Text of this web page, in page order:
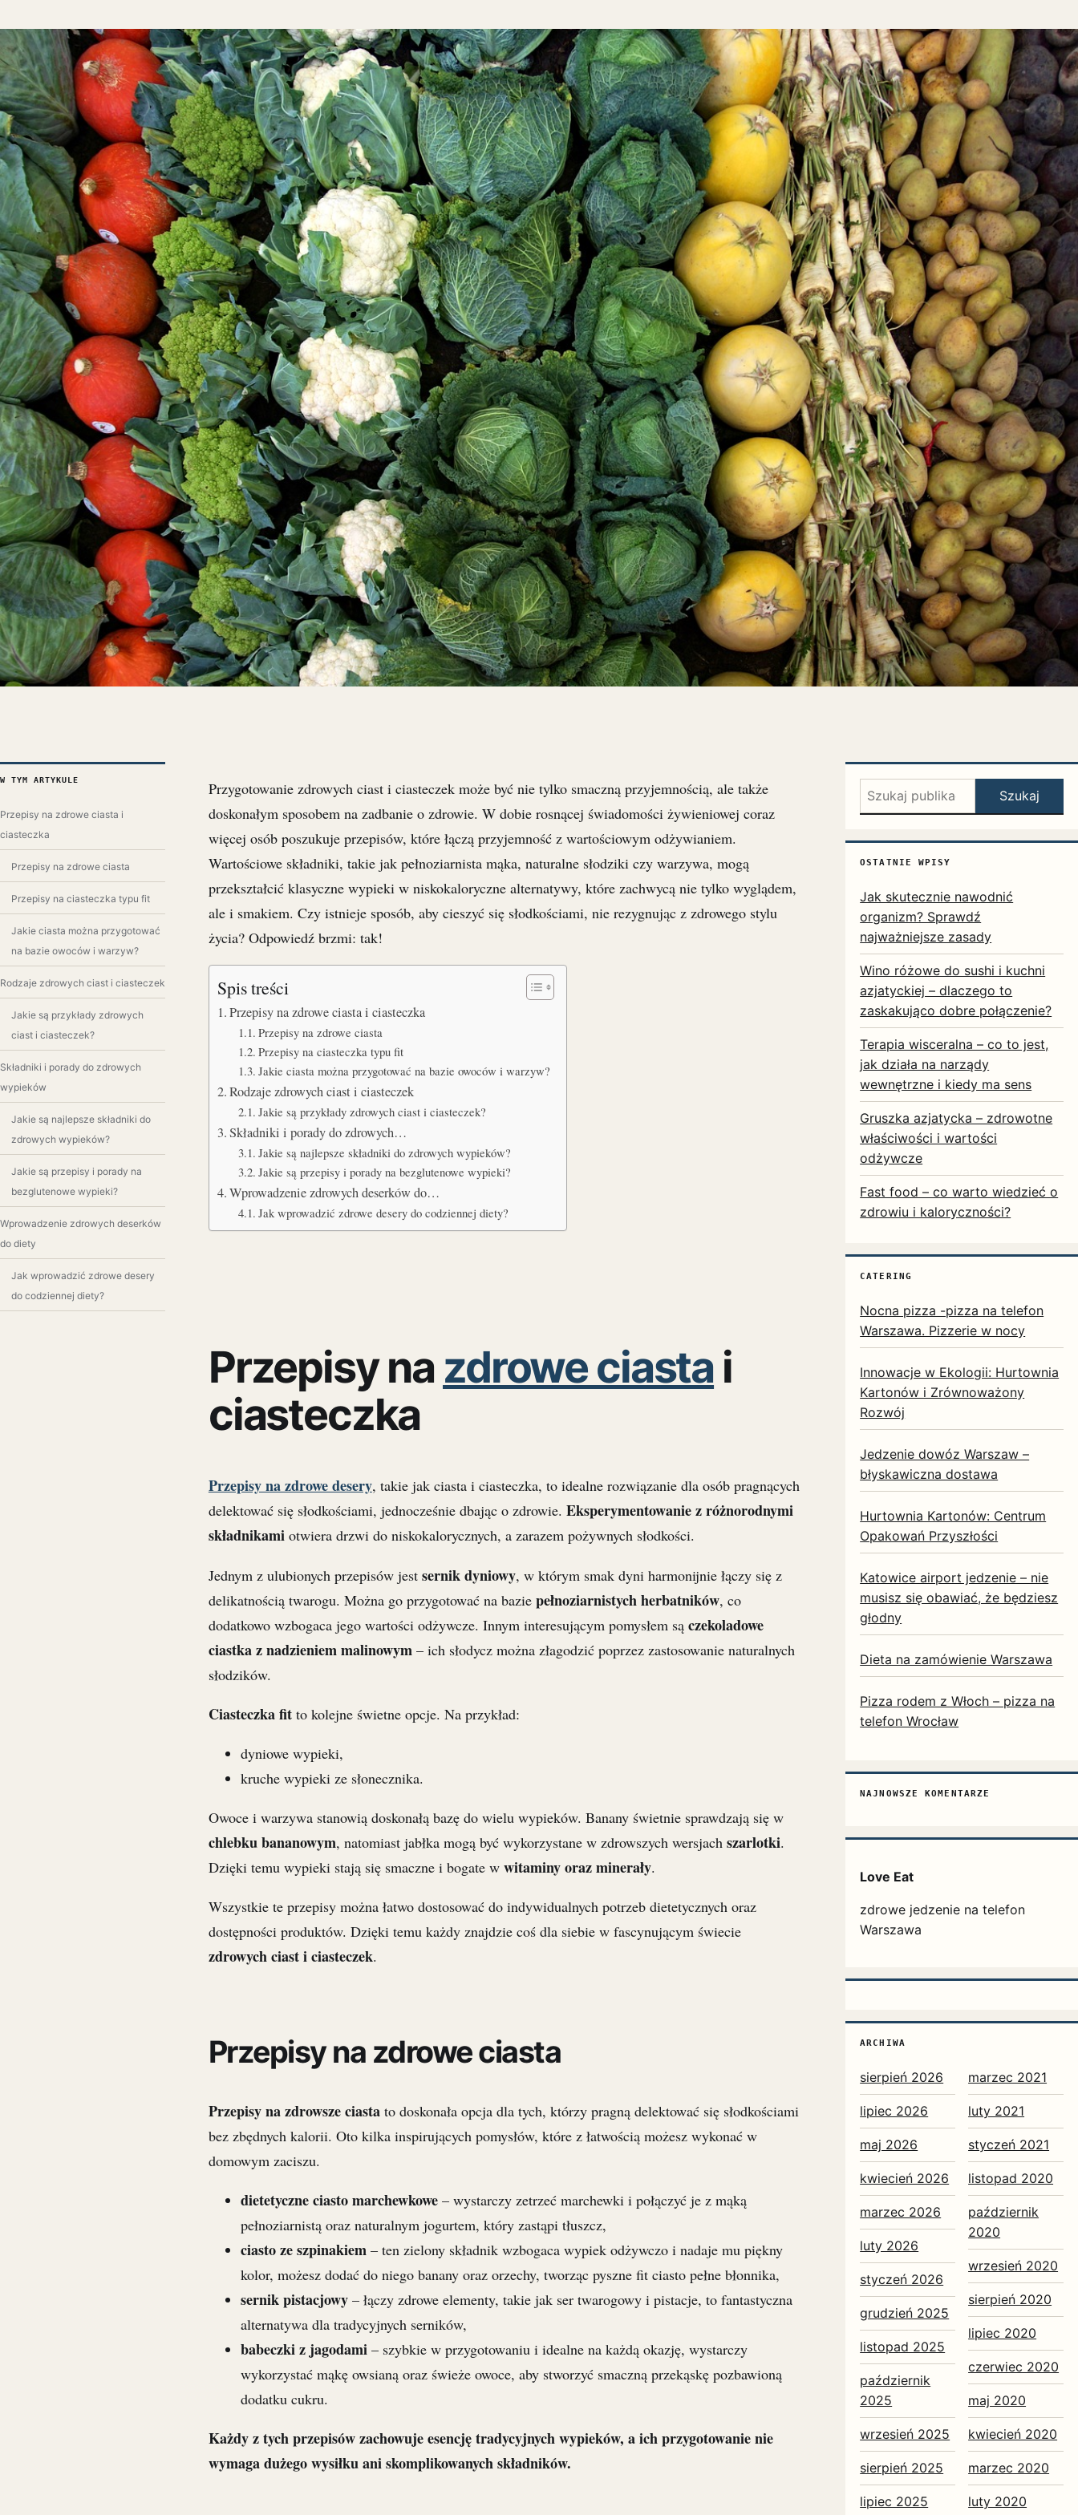
W TYM ARTYKULE
Przepisy na zdrowe ciasta i
ciasteczka
Przepisy na zdrowe ciasta
Przepisy na ciasteczka typu fit
Jakie ciasta można przygotować
na bazie owoców i warzyw?
Rodzaje zdrowych ciast i ciasteczek
Jakie są przykłady zdrowych
ciast i ciasteczek?
Składniki i porady do zdrowych
wypieków
Jakie są najlepsze składniki do
zdrowych wypieków?
Jakie są przepisy i porady na
bezglutenowe wypieki?
Wprowadzenie zdrowych deserków
do diety
Jak wprowadzić zdrowe desery
do codziennej diety?
Przygotowanie zdrowych ciast i ciasteczek może być nie tylko smaczną przyjemnością, ale także
doskonałym sposobem na zadbanie o zdrowie. W dobie rosnącej świadomości żywieniowej coraz
więcej osób poszukuje przepisów, które łączą przyjemność z wartościowym odżywianiem.
Wartościowe składniki, takie jak pełnoziarnista mąka, naturalne słodziki czy warzywa, mogą
przekształcić klasyczne wypieki w niskokaloryczne alternatywy, które zachwycą nie tylko wyglądem,
ale i smakiem. Czy istnieje sposób, aby cieszyć się słodkościami, nie rezygnując z zdrowego stylu
życia? Odpowiedź brzmi: tak!
Spis treści
Przepisy na zdrowe ciasta i ciasteczka
Przepisy na zdrowe ciasta
Przepisy na ciasteczka typu fit
Jakie ciasta można przygotować na bazie owoców i warzyw?
Rodzaje zdrowych ciast i ciasteczek
Jakie są przykłady zdrowych ciast i ciasteczek?
Składniki i porady do zdrowych…
Jakie są najlepsze składniki do zdrowych wypieków?
Jakie są przepisy i porady na bezglutenowe wypieki?
Wprowadzenie zdrowych deserków do…
Jak wprowadzić zdrowe desery do codziennej diety?
Przepisy na zdrowe ciasta i
ciasteczka
Przepisy na zdrowe desery, takie jak ciasta i ciasteczka, to idealne rozwiązanie dla osób pragnących
delektować się słodkościami, jednocześnie dbając o zdrowie. Eksperymentowanie z różnorodnymi
składnikamiotwiera drzwi do niskokalorycznych, a zarazem pożywnych słodkości.
Jednym z ulubionych przepisów jest sernik dyniowy, w którym smak dyni harmonijnie łączy się z
delikatnością twarogu. Można go przygotować na bazie pełnoziarnistych herbatników, co
dodatkowo wzbogaca jego wartości odżywcze. Innym interesującym pomysłem są czekoladowe
ciastka z nadzieniem malinowym – ich słodycz można złagodzić poprzez zastosowanie naturalnych
słodzików.
Ciasteczka fitto kolejne świetne opcje. Na przykład:
dyniowe wypieki,
kruche wypieki ze słonecznika.
Owoce i warzywa stanowią doskonałą bazę do wielu wypieków. Banany świetnie sprawdzają się w
chlebku bananowym, natomiast jabłka mogą być wykorzystane w zdrowszych wersjach szarlotki.
Dzięki temu wypieki stają się smaczne i bogate w witaminy oraz minerały.
Wszystkie te przepisy można łatwo dostosować do indywidualnych potrzeb dietetycznych oraz
dostępności produktów. Dzięki temu każdy znajdzie coś dla siebie w fascynującym świecie
zdrowych ciast i ciasteczek.
Przepisy na zdrowe ciasta
Przepisy na zdrowsze ciastato doskonała opcja dla tych, którzy pragną delektować się słodkościami
bez zbędnych kalorii. Oto kilka inspirujących pomysłów, które z łatwością możesz wykonać w
domowym zaciszu.
dietetyczne ciasto marchewkowe– wystarczy zetrzeć marchewki i połączyć je z mąką
pełnoziarnistą oraz naturalnym jogurtem, który zastąpi tłuszcz,
ciasto ze szpinakiem – ten zielony składnik wzbogaca wypiek odżywczo i nadaje mu piękny
kolor, możesz dodać do niego banany oraz orzechy, tworząc pyszne fit ciasto pełne błonnika,
sernik pistacjowy– łączy zdrowe elementy, takie jak ser twarogowy i pistacje, to fantastyczna
alternatywa dla tradycyjnych serników,
babeczki z jagodami – szybkie w przygotowaniu i idealne na każdą okazję, wystarczy
wykorzystać mąkę owsianą oraz świeże owoce, aby stworzyć smaczną przekąskę pozbawioną
dodatku cukru.
Każdy z tych przepisów zachowuje esencję tradycyjnych wypieków, a ich przygotowanie nie
wymaga dużego wysiłku ani skomplikowanych składników.
Szukaj: Szukaj
OSTATNIE WPISY
Jak skutecznie nawodnić
organizm? Sprawdź
najważniejsze zasady
Wino różowe do sushi i kuchni
azjatyckiej – dlaczego to
zaskakująco dobre połączenie?
Terapia wisceralna – co to jest,
jak działa na narządy
wewnętrzne i kiedy ma sens
Gruszka azjatycka – zdrowotne
właściwości i wartości
odżywcze
Fast food – co warto wiedzieć o
zdrowiu i kaloryczności?
CATERING
Nocna pizza -pizza na telefon
Warszawa. Pizzerie w nocy
Innowacje w Ekologii: Hurtownia
Kartonów i Zrównoważony
Rozwój
Jedzenie dowóz Warszaw –
błyskawiczna dostawa
Hurtownia Kartonów: Centrum
Opakowań Przyszłości
Katowice airport jedzenie – nie
musisz się obawiać, że będziesz
głodny
Dieta na zamówienie Warszawa
Pizza rodem z Włoch – pizza na
telefon Wrocław
NAJNOWSZE KOMENTARZE
Love Eat
zdrowe jedzenie na telefon
Warszawa
ARCHIWA
sierpień 2026
lipiec 2026
maj 2026
kwiecień 2026
marzec 2026
luty 2026
styczeń 2026
grudzień 2025
listopad 2025
październik
2025
wrzesień 2025
sierpień 2025
lipiec 2025
marzec 2021
luty 2021
styczeń 2021
listopad 2020
październik
2020
wrzesień 2020
sierpień 2020
lipiec 2020
czerwiec 2020
maj 2020
kwiecień 2020
marzec 2020
luty 2020